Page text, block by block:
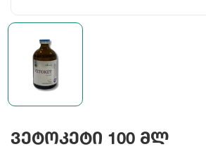
Ვეტოკეტი 100 Მლ